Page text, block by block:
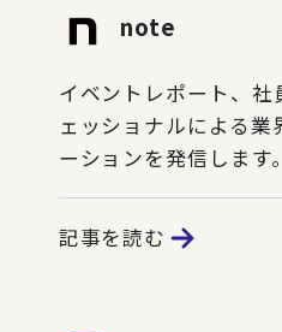
note
イベントレポート、社
ェッショナルによる業
ーションを発信します。
記事を読む